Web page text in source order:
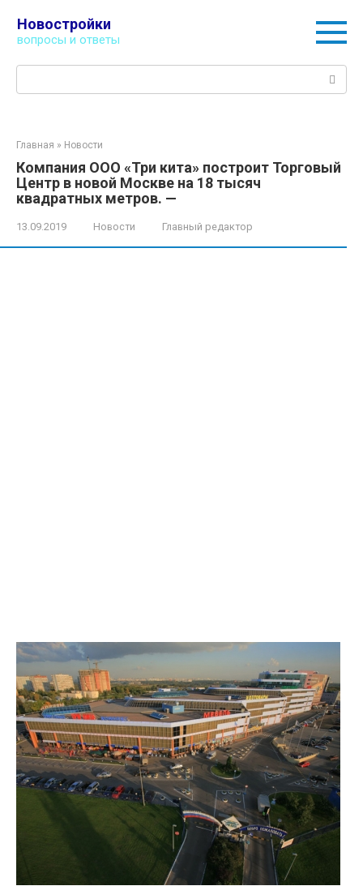
контенту
Новостройки
вопросы и ответы
Главная » Новости
Компания ООО «Три кита» построит Торговый
Центр в новой Москве на 18 тысяч
квадратных метров. —
13.09.2019 Новости Главный редактор